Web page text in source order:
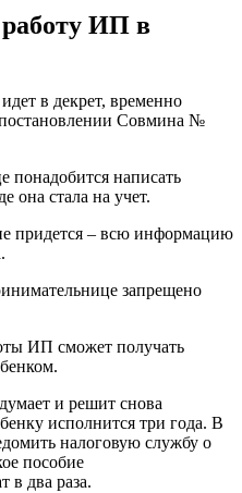
ИП в
в декрет, временно
постановлении Совмина №
понадобится написать
она стала на учет.
придется – всю информацию
запрещено
ИП сможет получать
и решит снова
исполнится три года. В
налоговую службу о
пособие
в два раза.